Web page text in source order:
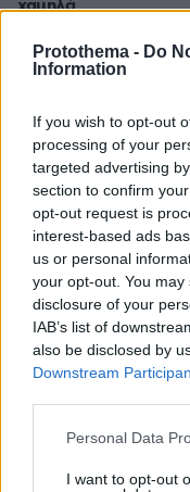
Protothema - Do
Information
If you wish to opt-out
processing of your
targeted advertising
section to confirm
opt-out request is
interest-based ads
us or personal
your opt-out. You
disclosure of your
IAB’s list of
also be disclosed by
Downstream
Please note that this
not limited to your
Personal Data
I want to opt-out
χαμηλά
Πεινάτε αλλά δεν
08.08.2026, 07:00
Πολύ υψηλός
Βόρειο Αιγαίο,
08.08.2026, 06:39
Στήριξη Τραμπ στον
«βοήθεια» 1 δισ.
08.08.2026, 06:02
Το μενού της
(8/8/2026)
08.08.2026, 06:00
Στο χαμηλότερο
08.08.2026, 05:33